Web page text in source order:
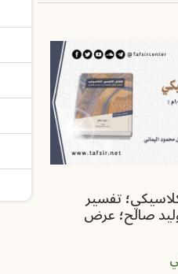
تفسير
وليد صالح؛ عرض